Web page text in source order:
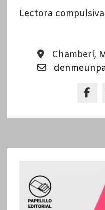
Lectora
Chamberí,